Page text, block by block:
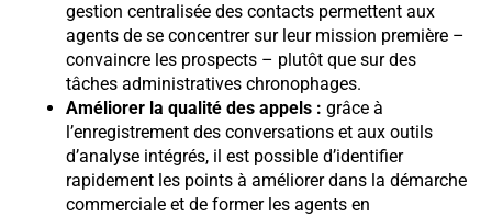
gestion centralisée des contacts permettent aux
agents de se concentrer sur leur mission première –
convaincre les prospects – plutôt que sur des
tâches administratives chronophages.
Améliorer la qualité des appels : grâce à
l’enregistrement des conversations et aux outils
d’analyse intégrés, il est possible d’identifier
rapidement les points à améliorer dans la démarche
commerciale et de former les agents en